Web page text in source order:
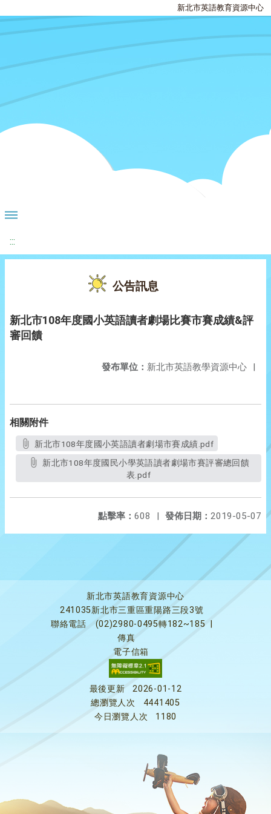
新北市英語教育資源中心
:::
公告訊息
新北市108年度國小英語讀者劇場比賽市賽成績&評
審回饋
發布單位： 新北市英語教學資源中心 |
相關附件
新北市108年度國小英語讀者劇場市賽成績.pdf
表.pdf
發佈日期： 2019-05-07
點擊率： 608 |
新北市英語教育資源中心
241035新北市三重區重陽路三段3號
聯絡電話
(02)2980-0495轉182~185
傳真
電子信箱
最後更新
2026-01-12
總瀏覽人次
4441405
今日瀏覽人次
1180